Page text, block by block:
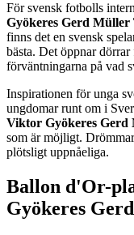
För svensk fotbolls
Gyökeres Gerd
finns det en svensk
bästa. Det öppnar
förväntningarna på vad
Inspirationen för unga
ungdomar runt om i
Viktor Gyökeres
som är möjligt.
plötsligt uppnåeliga.
Ballon d'Or-
Gyökeres